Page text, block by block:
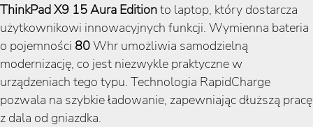
ThinkPad X9 15 Aura Editionto laptop, który dostarcza
użytkownikowi innowacyjnych funkcji. Wymienna bateria
o pojemności 80Whr umożliwia samodzielną
modernizację, co jest niezwykle praktyczne w
urządzeniach tego typu. Technologia RapidCharge
pozwala na szybkie ładowanie, zapewniając dłuższą pracę
z dala od gniazdka.